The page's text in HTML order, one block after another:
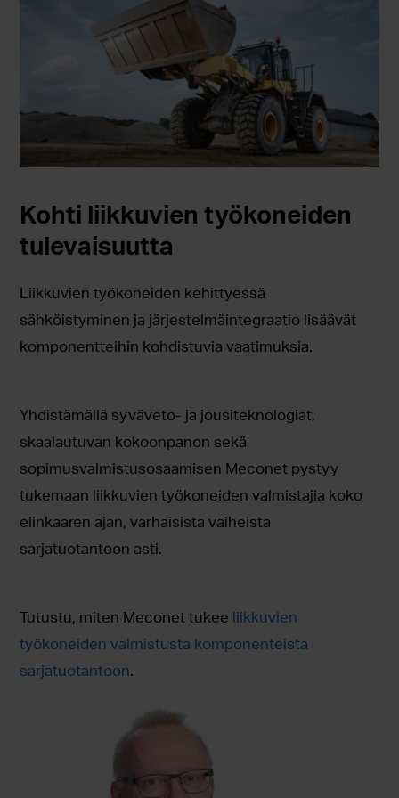
Kohti liikkuvien työkoneiden
tulevaisuutta
Liikkuvien työkoneiden kehittyessä
sähköistyminen ja järjestelmäintegraatio lisäävät
komponentteihin kohdistuvia vaatimuksia.
Yhdistämällä syväveto- ja jousiteknologiat,
skaalautuvan kokoonpanon sekä
sopimusvalmistusosaamisen Meconet pystyy
tukemaan liikkuvien työkoneiden valmistajia koko
elinkaaren ajan, varhaisista vaiheista
sarjatuotantoon asti.
Tutustu, miten Meconet tukee liikkuvien
työkoneiden valmistusta komponenteista
sarjatuotantoon.